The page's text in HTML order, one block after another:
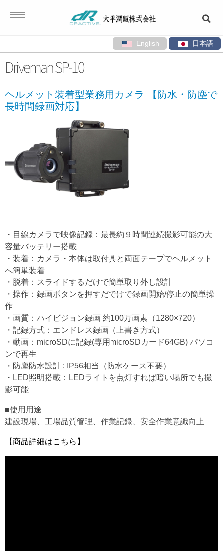
English 日本語
ン
ツ
プ
Driveman SP-10
ヘルメット装着型業務用カメラ 【防水・防塵で
長時間録画対応】
・目線カメラで映像記録：最長約９時間連続撮影可能の大
容量バッテリー搭載
・装着：カメラ・本体は取付具と両面テープでヘルメット
へ簡単装着
・脱着：スライドするだけで簡単取り外し設計
・操作：録画ボタンを押すだでけで録画開始/停止の簡単操
作
・画質：ハイビジョン録画 約100万画素（1280×720）
・記録方式：エンドレス録画（上書き方式）
・動画：microSDに記録(専用microSDカード64GB) パソコ
ンで再生
・防塵防水設計 : IP56相当（防水ケース不要）
・LED照明搭載：LEDライトを点灯すれば暗い場所でも撮
影可能
■使用用途
建設現場、工場品質管理、作業記録、安全作業意識向上
【商品詳細はこちら】